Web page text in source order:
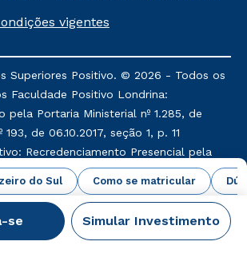
do Sul Como se matricular
se Simular Investimento
ou agendada, que ofertam bolsas
que ainda não tenham efetivado
cancelado ou trancado sua
das Instituições da Cruzeiro do
no período de um ano. Tais
aplicam aos cursos de Medicina, e
governamentais, e não se
outra campanha ofertada
vigentes
Superiores Positivo. © 2026 - Todos os
Faculdade Positivo Londrina:
pela Portaria Ministerial nº 1.285, de
193, de 06.10.2017, seção 1, p. 11
Recredenciamento Presencial pela
nº 169, de 03.02.2017, DOU nº 26, de
p. 15 Credenciamento EAD pela
1.071, de 01.11.2013, DOU nº 43, de
p. 43